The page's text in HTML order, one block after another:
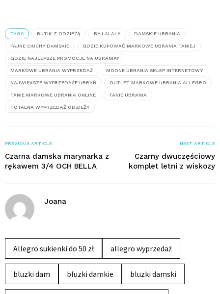
TAGS BUTIK Z ODZIEŻĄ BY LALALA DAMSKIE UBRANIA
FAJNE CIUCHY DAMSKIE GDZIE KUPOWAĆ MARKOWE UBRANIA TANIEJ
GDZIE NAJLEPSZE PROMOCJE NA UBRANIA?
MARKOWE UBRANIA WYPRZEDAŻ MODNE UBRANIA SKLEP INTERNETOWY
NAJWIĘKSZE WYPRZEDAŻE UBRAŃ OUTLET MARKOWE UBRANIA ALLEGRO
TANIE MARKOWE UBRANIA ONLINE TANIE UBRANIA
TOTALNA WYPRZEDAŻ ODZIEŻY
PREVIOUS ARTICLE
Czarna damska marynarka z
rękawem 3/4 OCH BELLA
NEXT ARTICLE
Czarny dwuczęściowy
komplet letni z wiskozy
Joana
Allegro sukienki do 50 zł allegro wyprzedaż
bluzki dam bluzki damkie bluzki damski